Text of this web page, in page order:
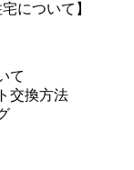
について】
て
交換方法